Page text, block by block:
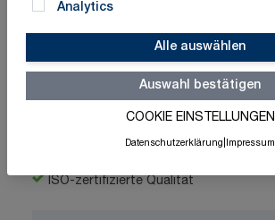
Analytics
Alle auswählen
Auswahl bestätigen
COOKIE EINSTELLUNGEN
Datenschutzerklärung Impressum
ISO-zertifizierte Qualität